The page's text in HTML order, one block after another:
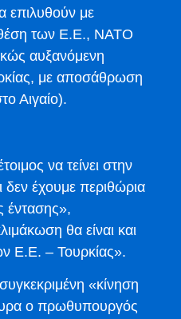
επιλυθούν με
θέση των Ε.Ε., ΝΑΤΟ
αυξανόμενη
με αποσάθρωση
Αιγαίο).
να τείνει στην
δεν έχουμε περιθώρια
έντασης»,
θα είναι και
Ε.Ε. – Τουρκίας».
«κίνηση
ο πρωθυπουργός